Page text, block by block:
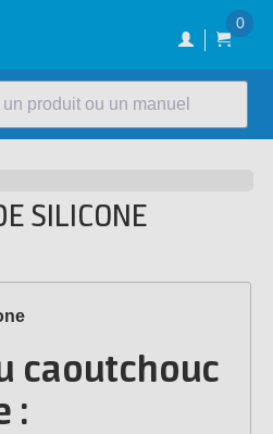
0
produit ou un manuel
SILICONE
caoutchouc
: